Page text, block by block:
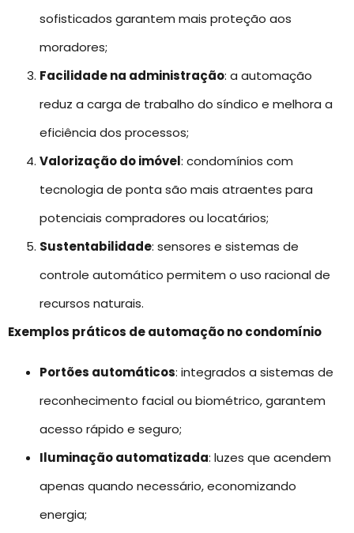
sofisticados garantem mais proteção aos
moradores;
Facilidade na administração: a automação
reduz a carga de trabalho do síndico e melhora a
eficiência dos processos;
Valorização do imóvel: condomínios com
tecnologia de ponta são mais atraentes para
potenciais compradores ou locatários;
Sustentabilidade: sensores e sistemas de
controle automático permitem o uso racional de
recursos naturais.
Exemplos práticos de automação no condomínio
Portões automáticos: integrados a sistemas de
reconhecimento facial ou biométrico, garantem
acesso rápido e seguro;
Iluminação automatizada: luzes que acendem
apenas quando necessário, economizando
energia;